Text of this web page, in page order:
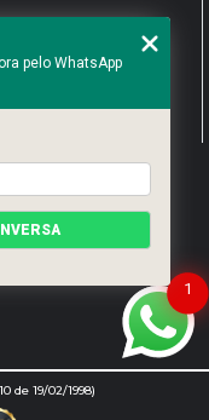
de 19/02/1998)
1
pelo WhatsApp